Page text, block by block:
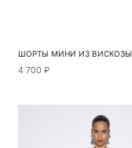
ШОРТЫ МИНИ ИЗ ВИСКОЗЫ
4 700 ₽